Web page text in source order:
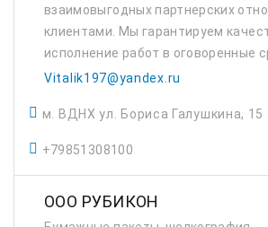
взаимовыгодных партнерских
клиентами. Мы гарантируем
исполнение работ в оговоренные
также консультирование и
организации уже ...
Vitalik197@yandex.ru
м. ВДНХ ул. Бориса Галушкина, 15
+79851308100
ООО РУБИКОН